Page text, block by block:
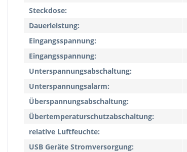
Steckdose:
Dauerleistung:
Eingangsspannung:
Eingangsspannung:
Unterspannungsabschaltung:
Unterspannungsalarm:
Überspannungsabschaltung:
Übertemperaturschutzabschaltung:
relative Luftfeuchte:
USB Geräte Stromversorgung: